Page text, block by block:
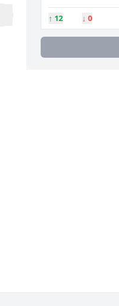
↑ 12 ↓ 0